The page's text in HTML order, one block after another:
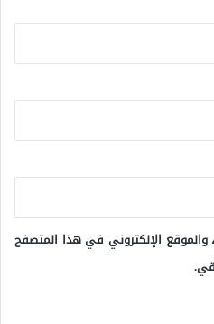
والموقع الإلكتروني في هذا المتصفح